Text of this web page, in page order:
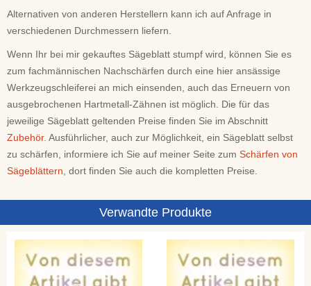
Alternativen von anderen Herstellern kann ich auf Anfrage in
verschiedenen Durchmessern liefern.
Wenn Ihr bei mir gekauftes Sägeblatt stumpf wird, können Sie es
zum fachmännischen Nachschärfen durch eine hier ansässige
Werkzeugschleiferei an mich einsenden, auch das Erneuern von
ausgebrochenen Hartmetall-Zähnen ist möglich. Die für das
jeweilige Sägeblatt geltenden Preise finden Sie im Abschnitt
Zubehör. Ausführlicher, auch zur Möglichkeit, ein Sägeblatt selbst
zu schärfen, informiere ich Sie auf meiner Seite zum Schärfen von
Sägeblättern, dort finden Sie auch die kompletten Preise.
Verwandte Produkte